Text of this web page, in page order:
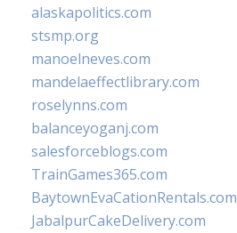
alaskapolitics.com
stsmp.org
manoelneves.com
mandelaeffectlibrary.com
roselynns.com
balanceyoganj.com
salesforceblogs.com
TrainGames365.com
BaytownEvaCationRentals.com
JabalpurCakeDelivery.com